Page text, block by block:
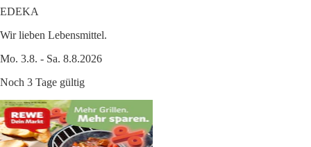
EDEKA
Wir lieben Lebensmittel.
Mo. 3.8. - Sa. 8.8.2026
Noch 3 Tage gültig